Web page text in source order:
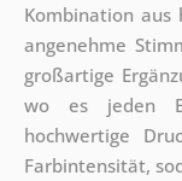
Kombination aus
angenehme
großartige
wo es jeden
hochwertige
Farbintensität,